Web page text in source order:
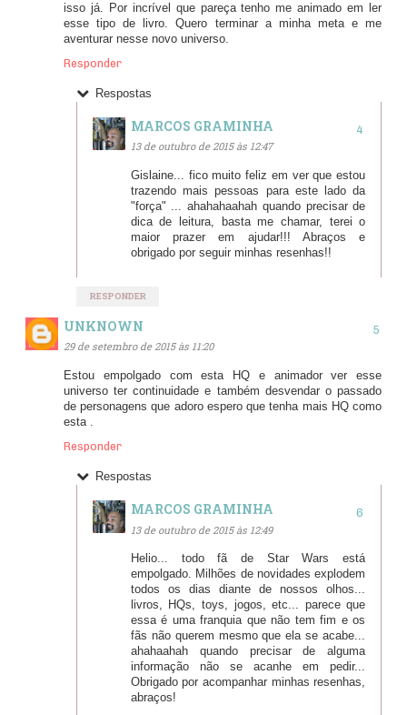
isso já. Por incrível que pareça tenho me animado em ler
esse tipo de livro. Quero terminar a minha meta e me
aventurar nesse novo universo.
Responder
Respostas
MARCOS GRAMINHA
13 de outubro de 2015 às 12:47
Gislaine... fico muito feliz em ver que estou
trazendo mais pessoas para este lado da
"força" ... ahahahaahah quando precisar de
dica de leitura, basta me chamar, terei o
maior prazer em ajudar!!! Abraços e
obrigado por seguir minhas resenhas!!
RESPONDER
UNKNOWN
29 de setembro de 2015 às 11:20
Estou empolgado com esta HQ e animador ver esse
universo ter continuidade e também desvendar o passado
de personagens que adoro espero que tenha mais HQ como
esta .
Responder
Respostas
MARCOS GRAMINHA
13 de outubro de 2015 às 12:49
Helio... todo fã de Star Wars está
empolgado. Milhões de novidades explodem
todos os dias diante de nossos olhos...
livros, HQs, toys, jogos, etc... parece que
essa é uma franquia que não tem fim e os
fãs não querem mesmo que ela se acabe...
ahahaahah quando precisar de alguma
informação não se acanhe em pedir...
Obrigado por acompanhar minhas resenhas,
abraços!